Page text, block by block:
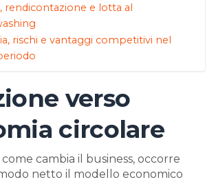
rendicontazione e lotta al
rischi e vantaggi competitivi nel
verso
circolare
cambia il business, occorre
netto il modello economico